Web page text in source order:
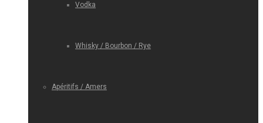
Vodka
Whisky / Bourbon / Rye
Apéritifs / Amers